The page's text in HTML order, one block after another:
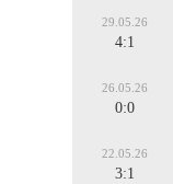
29.05.26
4:1
26.05.26
0:0
22.05.26
3:1